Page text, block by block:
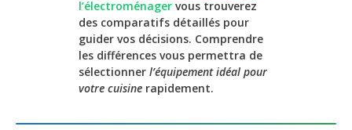
l’électroménager vous trouverez
des comparatifs détaillés pour
guider vos décisions. Comprendre
les différences vous permettra de
sélectionner l’équipement idéal pour
votre cuisine rapidement.